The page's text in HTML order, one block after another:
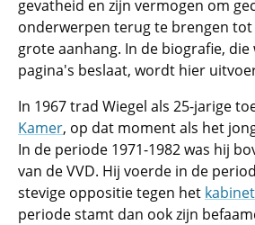
gevatheid en zijn vermogen om
onderwerpen terug te brengen tot
grote aanhang. In de biografie, die
pagina's beslaat, wordt hier
In 1967 trad Wiegel als 25-jarige
Kamer, op dat moment als het
In de periode 1971-1982 was hij
van de VVD. Hij voerde in de
stevige oppositie tegen het
periode stamt dan ook zijn